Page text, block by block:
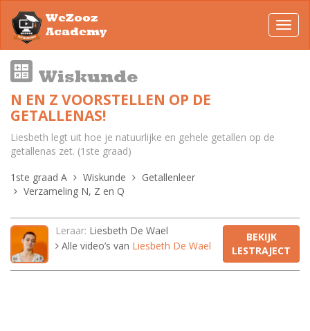
WeZooz
Academy
Wiskunde
N EN Z VOORSTELLEN OP DE
GETALLENAS!
Liesbeth legt uit hoe je natuurlijke en gehele getallen op de
getallenas zet. (1ste graad)
1ste graad A
Wiskunde
Getallenleer
Verzameling N, Z en Q
Leraar: Liesbeth De Wael
Alle video’s van Liesbeth De Wael
BEKIJK
LESTRAJECT